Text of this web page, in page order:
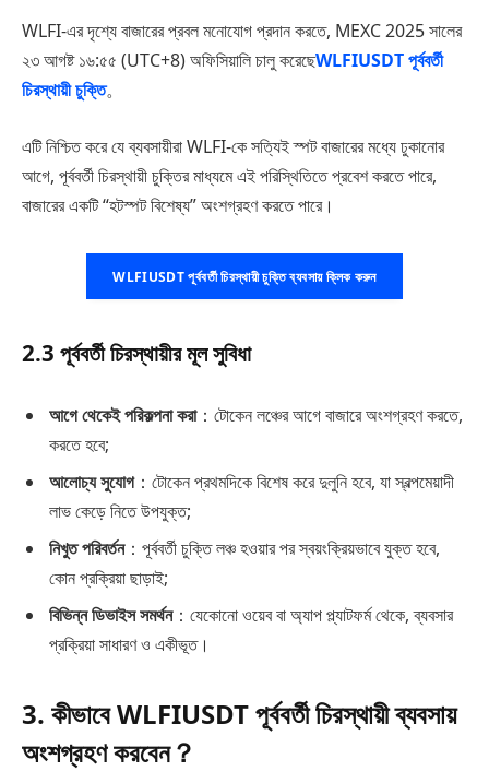
WLFI-এর দৃশ্যে বাজারের প্রবল মনোযোগ প্রদান করতে, MEXC 2025 সালের
২৩ আগষ্ট ১৬:৫৫ (UTC+8) অফিসিয়ালি চালু করেছেWLFIUSDT পূর্ববর্তী
চিরস্থায়ী চুক্তি。
এটি নিশ্চিত করে যে ব্যবসায়ীরা WLFI-কে সত্যিই স্পট বাজারের মধ্যে ঢুকানোর
আগে, পূর্ববর্তী চিরস্থায়ী চুক্তির মাধ্যমে এই পরিস্থিতিতে প্রবেশ করতে পারে,
বাজারের একটি “হটস্পট বিশেষ্য” অংশগ্রহণ করতে পারে।
WLFIUSDT পূর্ববর্তী চিরস্থায়ী চুক্তি ব্যবসায় ক্লিক করুন
2.3 পূর্ববর্তী চিরস্থায়ীর মূল সুবিধা
আগে থেকেই পরিকল্পনা করা：টোকেন লঞ্চের আগে বাজারে অংশগ্রহণ করতে,
করতে হবে;
আলোচ্য সুযোগ：টোকেন প্রথমদিকে বিশেষ করে দুলুনি হবে, যা স্বল্পমেয়াদী
লাভ কেড়ে নিতে উপযুক্ত;
নিখুত পরিবর্তন：পূর্ববর্তী চুক্তি লঞ্চ হওয়ার পর স্বয়ংক্রিয়ভাবে যুক্ত হবে,
কোন প্রক্রিয়া ছাড়াই;
বিভিন্ন ডিভাইস সমর্থন：যেকোনো ওয়েব বা অ্যাপ প্ল্যাটফর্ম থেকে, ব্যবসার
প্রক্রিয়া সাধারণ ও একীভূত।
3. কীভাবে WLFIUSDT পূর্ববর্তী চিরস্থায়ী ব্যবসায়
অংশগ্রহণ করবেন？